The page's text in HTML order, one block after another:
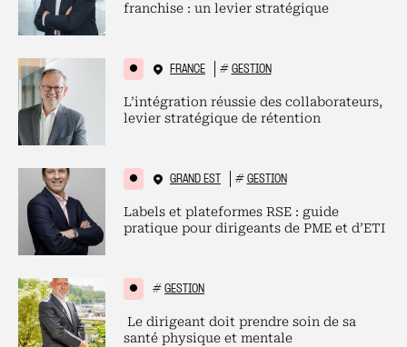
franchise : un levier stratégique
FRANCE # GESTION
L’intégration réussie des collaborateurs,
levier stratégique de rétention
GRAND EST # GESTION
Labels et plateformes RSE : guide
pratique pour dirigeants de PME et d’ETI
# GESTION
Le dirigeant doit prendre soin de sa
santé physique et mentale